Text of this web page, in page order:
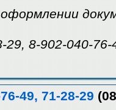
29, 8-902-040-76-
49, 71-28-29